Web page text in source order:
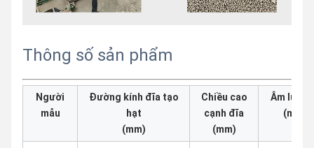
Thông số sản phẩm
Người
mẫu
Đường kính đĩa tạo
hạt
(mm)
Chiều cao
cạnh đĩa
(mm)
Âm lượng
(m³)